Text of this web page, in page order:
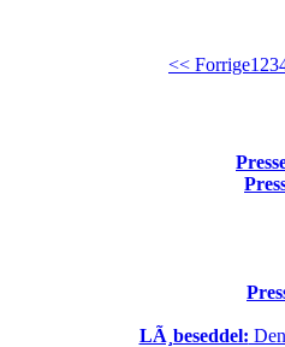
<< Forrige1 23
LÃ¸beseddel: